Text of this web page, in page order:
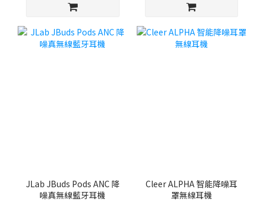
JLab JBuds Pods ANC 降
噪真無線藍牙耳機
Cleer ALPHA 智能降噪耳
罩無線耳機